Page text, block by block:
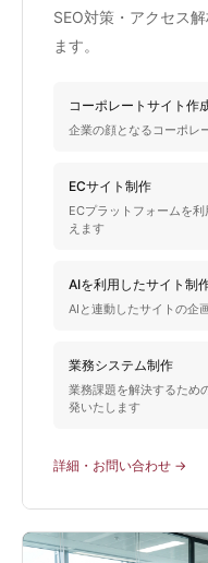
SEO対策・アクセス
ます。
コーポレートサイト作
企業の顔となるコーポレ
ECサイト制作
ECプラットフォームを
えます
AIを利用したサイト制
AIと連動したサイトの企
業務システム制作
業務課題を解決するため
発いたします
詳細・お問い合わせ →